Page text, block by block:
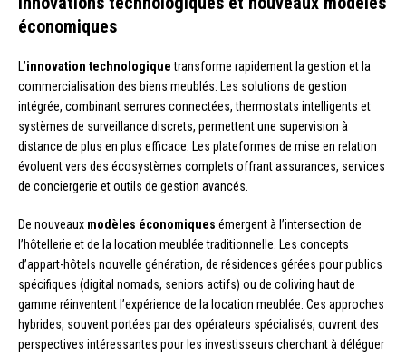
économiques
L’innovation technologiquetransforme rapidement la gestion et la
commercialisation des biens meublés. Les solutions de gestion
intégrée, combinant serrures connectées, thermostats intelligents et
systèmes de surveillance discrets, permettent une supervision à
distance de plus en plus efficace. Les plateformes de mise en relation
évoluent vers des écosystèmes complets offrant assurances, services
de conciergerie et outils de gestion avancés.
De nouveaux modèles économiques émergent à l’intersection de
l’hôtellerie et de la location meublée traditionnelle. Les concepts
d’appart-hôtels nouvelle génération, de résidences gérées pour publics
spécifiques (digital nomads, seniors actifs) ou de coliving haut de
gamme réinventent l’expérience de la location meublée. Ces approches
hybrides, souvent portées par des opérateurs spécialisés, ouvrent des
perspectives intéressantes pour les investisseurs cherchant à déléguer